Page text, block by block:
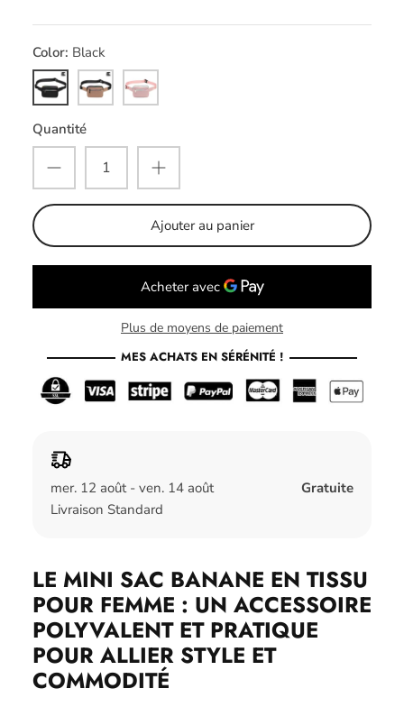
Color Black
Black
Coffee Pink
Quantité
Ajouter au panier
Plus de moyens de paiement
MES ACHATS EN SÉRÉNITÉ !
mer. 12 août - ven. 14 août
Gratuite
Livraison Standard
LE MINI SAC BANANE EN TISSU
POUR FEMME : UN ACCESSOIRE
POLYVALENT ET PRATIQUE
POUR ALLIER STYLE ET
COMMODITÉ